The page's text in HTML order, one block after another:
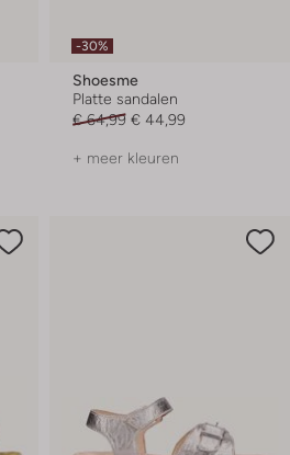
-30%
Shoesme
Platte sandalen
€ 64,99 € 44,99
+ meer kleuren